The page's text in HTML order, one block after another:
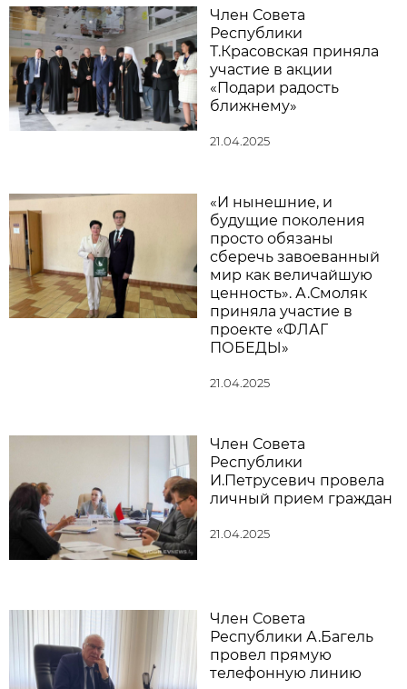
Член Совета
Республики
Т.Красовская приняла
участие в акции
«Подари радость
ближнему»
21.04.2025
«И нынешние, и
будущие поколения
просто обязаны
сберечь завоеванный
мир как величайшую
ценность». А.Смоляк
приняла участие в
проекте «ФЛАГ
ПОБЕДЫ»
21.04.2025
Член Совета
Республики
И.Петрусевич провела
личный прием граждан
21.04.2025
Член Совета
Республики А.Багель
провел прямую
телефонную линию